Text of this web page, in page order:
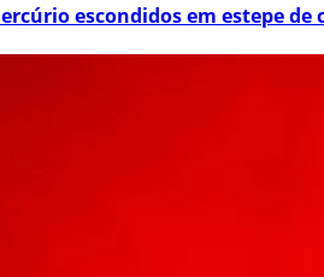
escondidos em estepe